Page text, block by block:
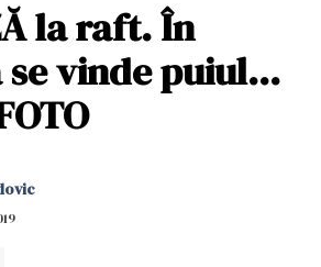
la raft. În
se vinde puiul...